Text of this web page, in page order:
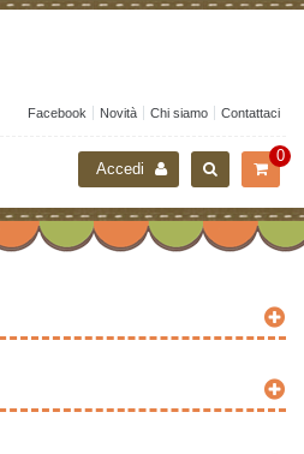
Facebook Novità Chi siamo Contattaci
0
Accedi